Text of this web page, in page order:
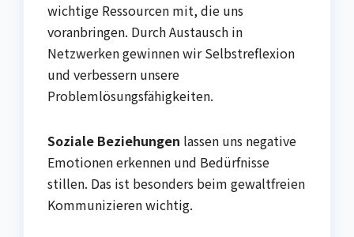
wichtige Ressourcen mit, die uns
voranbringen. Durch Austausch in
Netzwerken gewinnen wir Selbstreflexion
und verbessern unsere
Problemlösungsfähigkeiten.
Soziale Beziehungen lassen uns negative
Emotionen erkennen und Bedürfnisse
stillen. Das ist besonders beim gewaltfreien
Kommunizieren wichtig.